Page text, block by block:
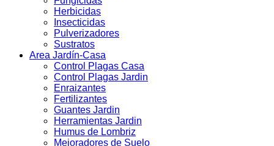
Herbicidas
Insecticidas
Pulverizadores
Sustratos
Area Jardín-Casa
Control Plagas Casa
Control Plagas Jardin
Enraizantes
Fertilizantes
Guantes Jardin
Herramientas Jardin
Humus de Lombriz
Mejoradores de Suelo